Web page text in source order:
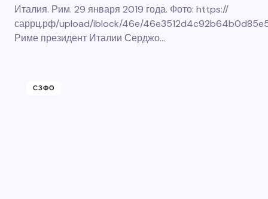
Италия. Рим. 29 января 2019 года. Фото: https://
саррц.рф/upload/iblock/46e/
Риме президент Италии Серджо…
СЗФО